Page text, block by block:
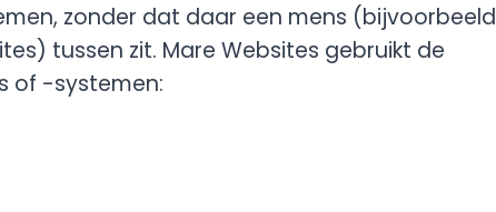
zonder dat daar een mens (bijvoorbeeld
tussen zit. Mare Websites gebruikt de
of -systemen: